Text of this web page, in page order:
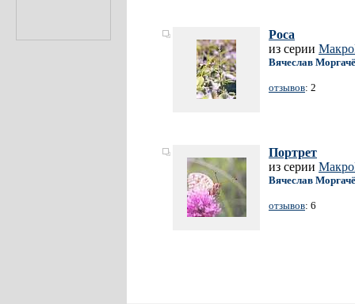
Роса
из серии
Вячеслав
отзывов: 2
Портрет
из серии
Вячеслав
отзывов: 6